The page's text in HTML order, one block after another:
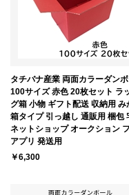
タチバナ産業 両面カラーダン
100サイズ 赤色 20枚セット ラ
グ箱 小物 ギフト配送 収納用 み
箱タイプ 引っ越し 通販用 梱包
ネットショップ オークション
アプリ 発送用
￥6,300